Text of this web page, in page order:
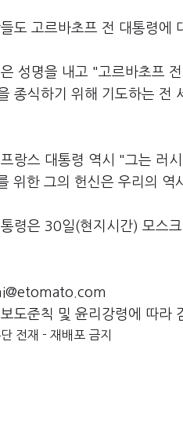
도 고르바초프 전 대통령에
성명을 내고 "고르바초프
종식하기 위해 기도하는 전
랑스 대통령 역시 "그는 러
위한 그의 헌신은 우리의 역
령은 30일(현지시간) 모스
도준칙 및 윤리강령에 따라
전재 - 재배포 금지